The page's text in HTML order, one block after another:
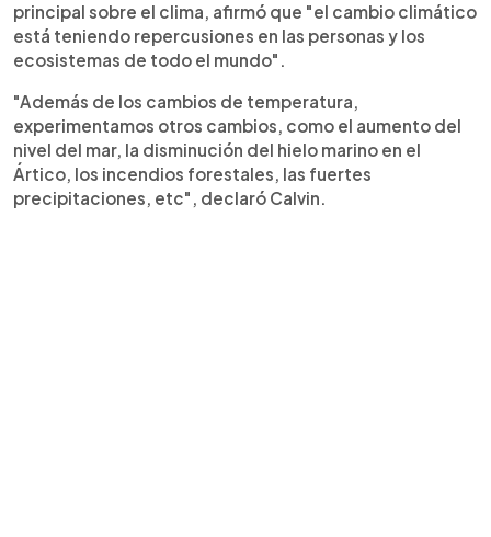
principal sobre el clima, afirmó que "el cambio climático
está teniendo repercusiones en las personas y los
ecosistemas de todo el mundo".
"Además de los cambios de temperatura,
experimentamos otros cambios, como el aumento del
nivel del mar, la disminución del hielo marino en el
Ártico, los incendios forestales, las fuertes
precipitaciones, etc", declaró Calvin.